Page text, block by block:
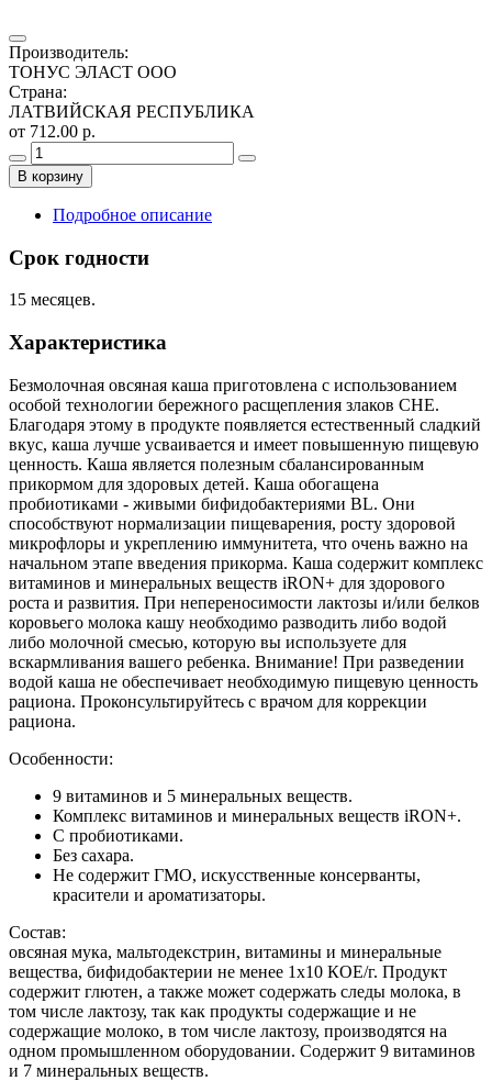
Производитель:
ТОНУС ЭЛАСТ ООО
Страна:
ЛАТВИЙСКАЯ РЕСПУБЛИКА
от 712.00 р.
В корзину
Подробное описание
Срок годности
15 месяцев.
Характеристика
Безмолочная овсяная каша приготовлена с использованием
особой технологии бережного расщепления злаков CHE.
Благодаря этому в продукте появляется естественный сладкий
вкус, каша лучше усваивается и имеет повышенную пищевую
ценность. Каша является полезным сбалансированным
прикормом для здоровых детей. Каша обогащена
пробиотиками - живыми бифидобактериями BL. Они
способствуют нормализации пищеварения, росту здоровой
микрофлоры и укреплению иммунитета, что очень важно на
начальном этапе введения прикорма. Каша содержит комплекс
витаминов и минеральных веществ iRON+ для здорового
роста и развития. При непереносимости лактозы и/или белков
коровьего молока кашу необходимо разводить либо водой
либо молочной смесью, которую вы используете для
вскармливания вашего ребенка. Внимание! При разведении
водой каша не обеспечивает необходимую пищевую ценность
рациона. Проконсультируйтесь с врачом для коррекции
рациона.
Особенности:
9 витаминов и 5 минеральных веществ.
Комплекс витаминов и минеральных веществ iRON+.
С пробиотиками.
Без сахара.
Не содержит ГМО, искусственные консерванты,
красители и ароматизаторы.
Состав:
овсяная мука, мальтодекстрин, витамины и минеральные
вещества, бифидобактерии не менее 1х10 КОЕ/г. Продукт
содержит глютен, а также может содержать следы молока, в
том числе лактозу, так как продукты содержащие и не
содержащие молоко, в том числе лактозу, производятся на
одном промышленном оборудовании. Содержит 9 витаминов
и 7 минеральных веществ.